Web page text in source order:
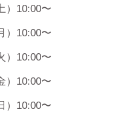
）10:00〜
）10:00〜
）10:00〜
）10:00〜
）10:00〜